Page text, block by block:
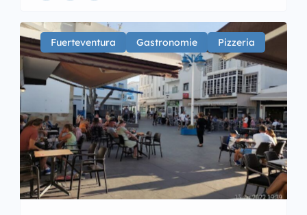
Fuerteventura Gastronomie Pizzeria